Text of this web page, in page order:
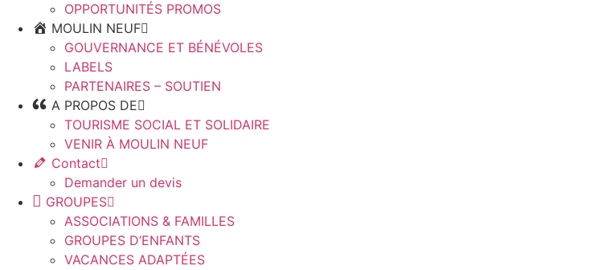
OPPORTUNITÉS PROMOS
MOULIN NEUF
GOUVERNANCE ET BÉNÉVOLES
LABELS
PARTENAIRES – SOUTIEN
A PROPOS DE
TOURISME SOCIAL ET SOLIDAIRE
VENIR À MOULIN NEUF
Contact
Demander un devis
GROUPES
ASSOCIATIONS & FAMILLES
GROUPES D’ENFANTS
VACANCES ADAPTÉES